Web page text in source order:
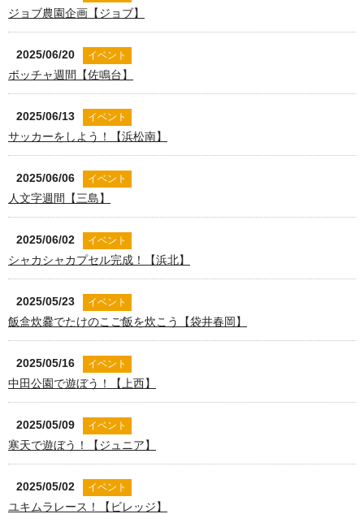
ジョブ農園企画【ジョブ】
2025/06/20 イベント
ボッチャ週間【佐鳴台】
2025/06/13 イベント
サッカーをしよう！【浜松南】
2025/06/06 イベント
人文字週間【三島】
2025/06/02 イベント
シャカシャカプセル完成！【浜北】
2025/05/23 イベント
飯盒炊爨でたけのこご飯を炊こう【袋井春岡】
2025/05/16 イベント
中田公園で遊ぼう！【上西】
2025/05/09 イベント
寒天で遊ぼう！【ジュニア】
2025/05/02 イベント
ユキムラレース！【ビレッジ】